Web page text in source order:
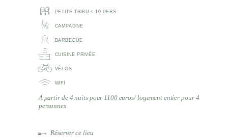
PETITE TRIBU < 10 PERS.
CAMPAGNE
BARBECUE
CUISINE PRIVÉE
VÉLOS
WIFI
A partir de 4 nuits pour 1100 euros/ logement entier pour 4
personnes
Réserver ce lieu